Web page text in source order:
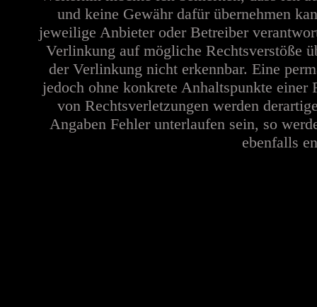
und keine Gewähr dafür übernehmen
jeweilige Anbieter oder Betreiber
Verlinkung auf mögliche Rechtsverstöße
der Verlinkung nicht erkennbar. Eine
jedoch ohne konkrete Anhaltspunkte
von Rechtsverletzungen werden
Angaben Fehler unterlaufen sein, so
ebenfalls